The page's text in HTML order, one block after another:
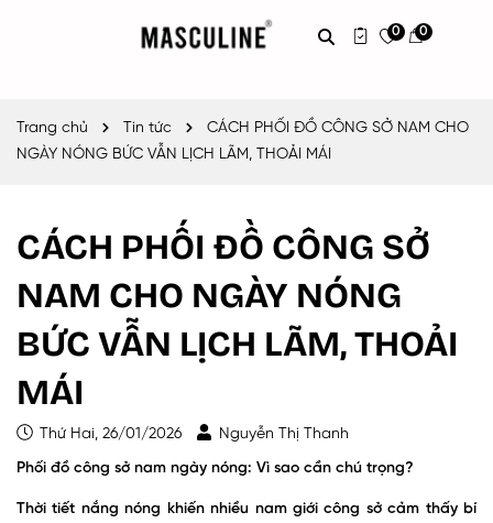
0 0
Trang chủ Tin tức
CÁCH PHỐI ĐỒ CÔNG SỞ NAM CHO
NGÀY NÓNG BỨC VẪN LỊCH LÃM, THOẢI MÁI
CÁCH PHỐI ĐỒ CÔNG SỞ
NAM CHO NGÀY NÓNG
BỨC VẪN LỊCH LÃM, THOẢI
MÁI
Thứ Hai, 26/01/2026 Nguyễn Thị Thanh
Phối đồ công sở nam ngày nóng: Vì sao cần chú trọng?
Thời tiết nắng nóng khiến nhiều nam giới công sở cảm thấy bí